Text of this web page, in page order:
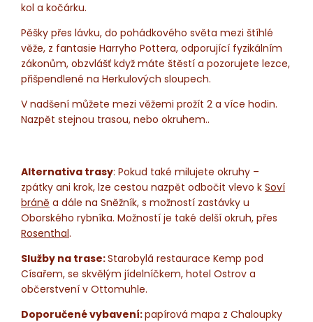
kol a kočárku.
Pěšky přes lávku, do pohádkového světa mezi štíhlé
věže, z fantasie Harryho Pottera, odporující fyzikálním
zákonům, obzvlášť když máte štěstí a pozorujete lezce,
přišpendlené na Herkulových sloupech.
V nadšení můžete mezi věžemi prožít 2 a více hodin.
Nazpět stejnou trasou, nebo okruhem..
Alternativa trasy: Pokud také milujete okruhy –
zpátky ani krok, lze cestou nazpět odbočit vlevo k Soví
bráně a dále na Sněžník, s možností zastávky u
Oborského rybníka. Možností je také delší okruh, přes
Rosenthal.
Služby na trase:Starobylá restaurace Kemp pod
Císařem, se skvělým jídelníčkem, hotel Ostrov a
občerstvení v Ottomuhle.
Doporučené vybavení:papírová mapa z Chaloupky